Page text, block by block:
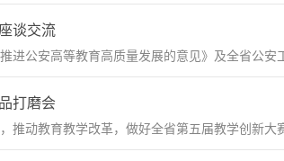
谈交流
进公安高等教育高质量发展的意见》及全省公安
打磨会
推动教育教学改革，做好全省第五届教学创新大